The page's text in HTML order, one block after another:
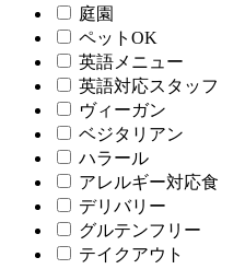
庭園
ペットOK
英語メニュー
英語対応スタッフ
ヴィーガン
ベジタリアン
ハラール
アレルギー対応食
デリバリー
グルテンフリー
テイクアウト